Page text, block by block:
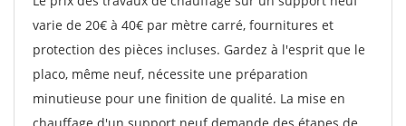
varie de 20€ à 40€ par mètre carré, fournitures et
protection des pièces incluses. Gardez à l'esprit que le
placo, même neuf, nécessite une préparation
minutieuse pour une finition de qualité. La mise en